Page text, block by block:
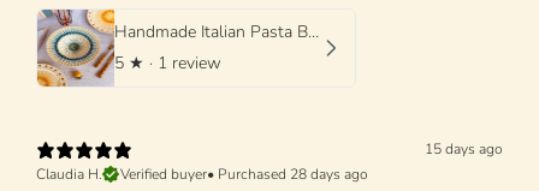
Handmade Italian Pasta Bowl 25 cm | Cappello di Prete
5 ★ · 1 review
15 days ago
Claudia H.
Verified buyer• Purchased 28 days ago